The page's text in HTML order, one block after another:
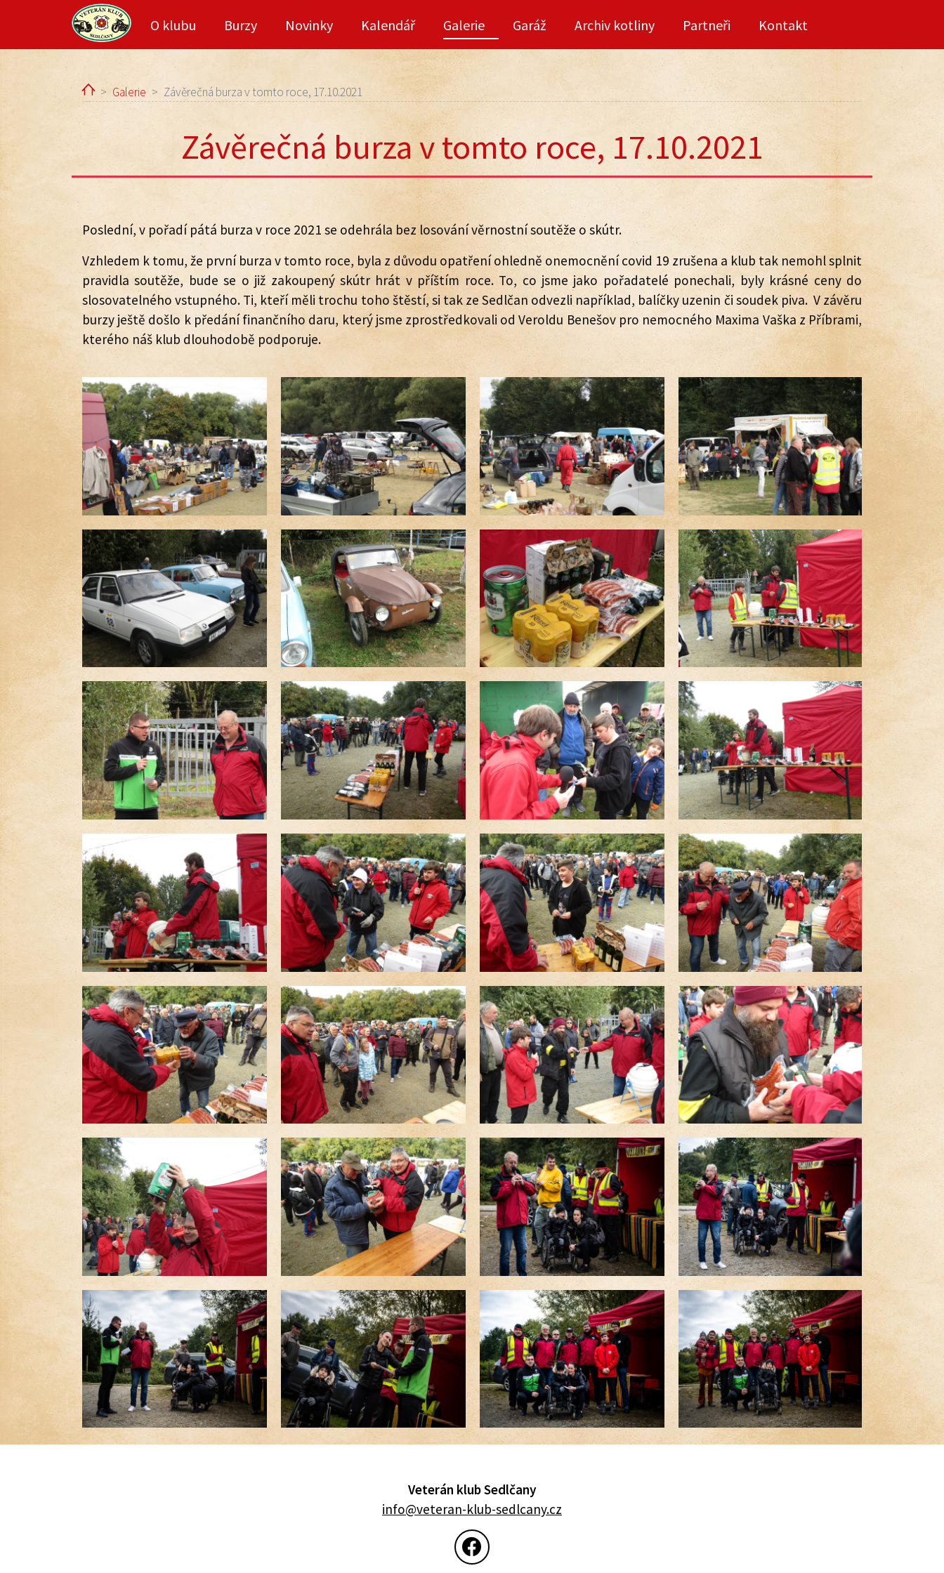
O klubu Burzy Novinky Kalendář Galerie Garáž Archiv kotliny Partneři Kontakt
HomeGalerie Závěrečná burza v tomto roce, 17.10.2021
Závěrečná burza v tomto roce, 17.10.2021
Poslední, v pořadí pátá burza v roce 2021 se odehrála bez losování věrnostní soutěže o skútr.
Vzhledem k tomu, že první burza v tomto roce, byla z důvodu opatření ohledně onemocnění covid 19 zrušena a klub tak nemohl splnit
pravidla soutěže, bude se o již zakoupený skútr hrát v příštím roce. To, co jsme jako pořadatelé ponechali, byly krásné ceny do
slosovatelného vstupného. Ti, kteří měli trochu toho štěstí, si tak ze Sedlčan odvezli například, balíčky uzenin či soudek piva. V závěru
burzy ještě došlo k předání finančního daru, který jsme zprostředkovali od Veroldu Benešov pro nemocného Maxima Vaška z Příbrami,
kterého náš klub dlouhodobě podporuje.
Veterán klub Sedlčany
info@veteran-klub-sedlcany.cz